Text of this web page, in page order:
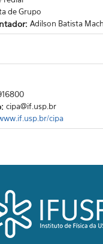
de Grupo
Adilson Batista
cipa@if.usp.br
cipa